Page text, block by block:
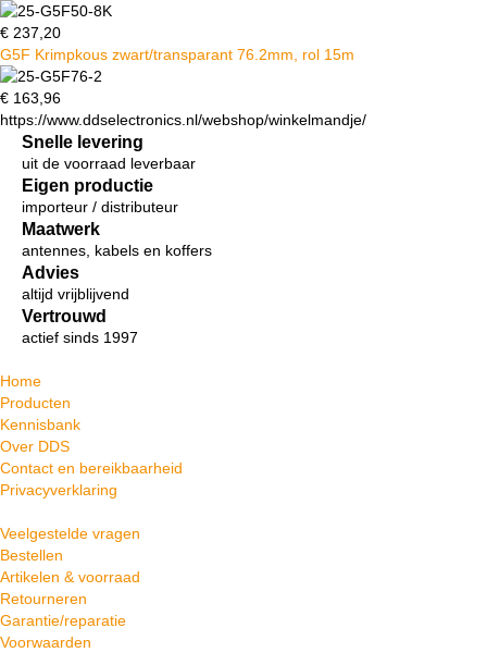
€ 237,20
G5F Krimpkous zwart/transparant 76.2mm, rol 15m
€ 163,96
https://www.ddselectronics.nl/webshop/winkelmandje/
Snelle levering
uit de voorraad leverbaar
Eigen productie
importeur / distributeur
Maatwerk
antennes, kabels en koffers
Advies
altijd vrijblijvend
Vertrouwd
actief sinds 1997
Home
Producten
Kennisbank
Over DDS
Contact en bereikbaarheid
Privacyverklaring
Veelgestelde vragen
Bestellen
Artikelen & voorraad
Retourneren
Garantie/reparatie
Voorwaarden